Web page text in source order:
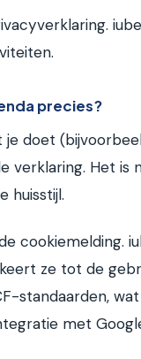
precies?
je doet
verklaring. Het is
huisstijl.
cookiemelding.
ze tot de
standaarden,
met